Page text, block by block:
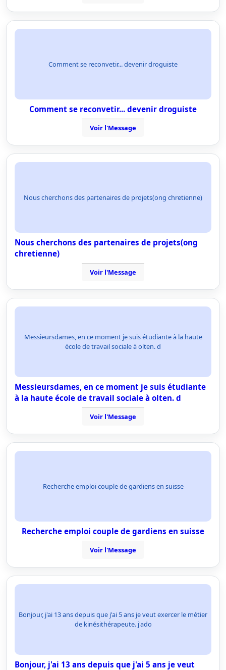
Comment se reconvetir... devenir droguiste
Comment se reconvetir... devenir droguiste
Voir l'Message
Nous cherchons des partenaires de projets(ong chretienne)
Nous cherchons des partenaires de projets(ong
chretienne)
Voir l'Message
Messieursdames, en ce moment je suis étudiante à la haute
école de travail sociale à olten. d
Messieursdames, en ce moment je suis étudiante
à la haute école de travail sociale à olten. d
Voir l'Message
Recherche emploi couple de gardiens en suisse
Recherche emploi couple de gardiens en suisse
Voir l'Message
Bonjour, j'ai 13 ans depuis que j'ai 5 ans je veut exercer le métier
de kinésithérapeute. j'ado
Bonjour, j'ai 13 ans depuis que j'ai 5 ans je veut